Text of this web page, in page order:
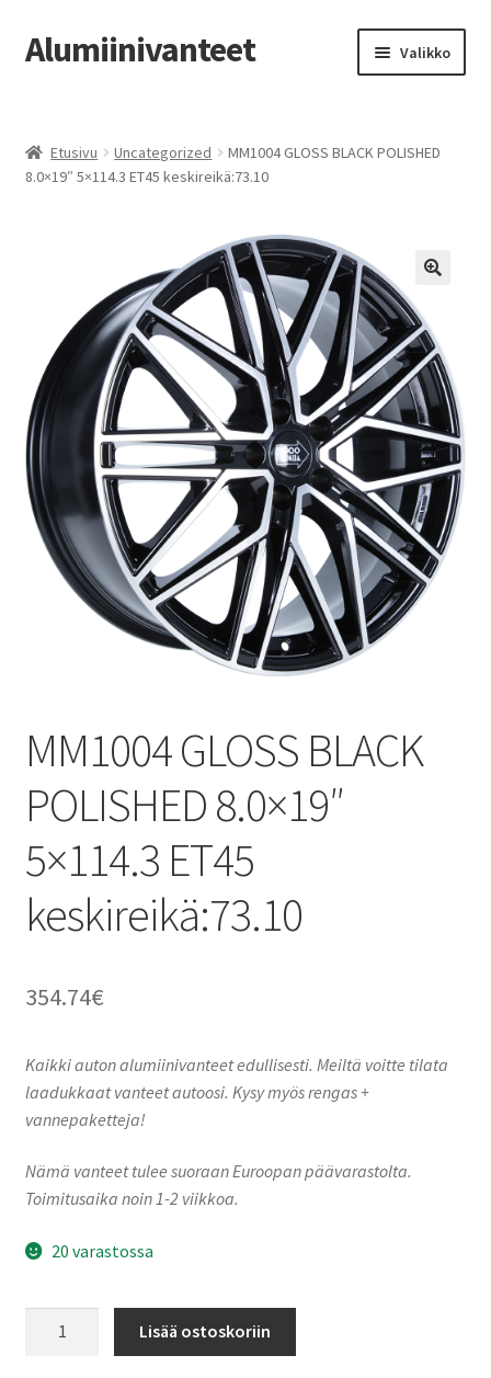
Siirry
navigointiin
Siirry
sisältöön
Alumiinivanteet Valikko
Kauppa
Vanteiden osto-opas
Auton renkaat
Yhteystiedot
Etusivu Uncategorized
MM1004 GLOSS BLACK POLISHED
8.0×19″ 5×114.3 ET45 keskireikä:73.10
MM1004 GLOSS BLACK
POLISHED 8.0×19″
5×114.3 ET45
keskireikä:73.10
354.74€
Kaikki auton alumiinivanteet edullisesti. Meiltä voitte tilata
laadukkaat vanteet autoosi. Kysy myös rengas +
vannepaketteja!
Nämä vanteet tulee suoraan Euroopan päävarastolta.
Toimitusaika noin 1-2 viikkoa.
20 varastossa
Lisää ostoskoriin